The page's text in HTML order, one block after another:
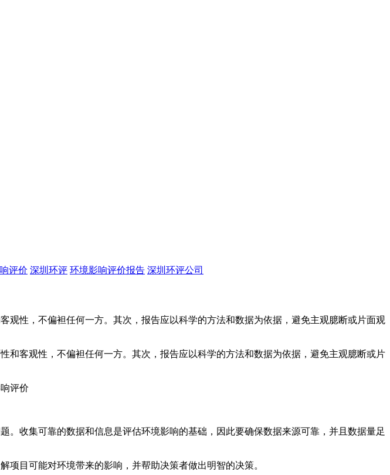
评价 深圳环评 环境影响评价报告 深圳环评公司
性，不偏袒任何一方。其次，报告应以科学的方法和数据为依据，避免主观臆断或片面观
和客观性，不偏袒任何一方。其次，报告应以科学的方法和数据为依据，避免主观臆断或片
收集可靠的数据和信息是评估环境影响的基础，因此要确保数据来源可靠，并且数据量足
目可能对环境带来的影响，并帮助决策者做出明智的决策。